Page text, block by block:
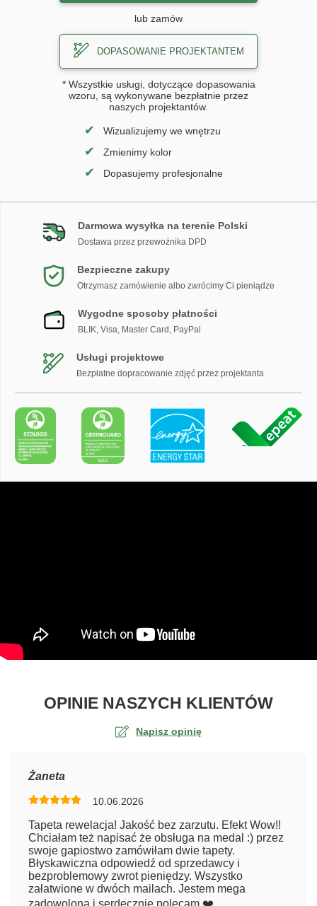
lub zamów
DOPASOWANIE PROJEKTANTEM
* Wszystkie usługi, dotyczące dopasowania
wzoru, są wykonywane bezpłatnie przez
naszych projektantów.
✔ Wizualizujemy we wnętrzu
✔ Zmienimy kolor
✔ Dopasujemy profesjonalne
Darmowa wysyłka na terenie Polski
Dostawa przez przewoźnika DPD
Bezpieczne zakupy
Otrzymasz zamówienie albo zwrócimy Ci pieniądze
Wygodne sposoby płatności
BLIK, Visa, Master Card, PayPal
Usługi projektowe
Bezpłatne dopracowanie zdjęć przez projektanta
OPINIE NASZYCH KLIENTÓWO
Napisz opinię
Numer zamówienia
Imię
Żaneta
10.06.2026
Tapeta rewelacja! Jakość bez zarzutu. Efekt Wow!!
Chciałam też napisać że obsługa na medal :) przez
swoje gapiostwo zamówiłam dwie tapety.
Błyskawiczna odpowiedź od sprzedawcy i
bezproblemowy zwrot pieniędzy. Wszystko
załatwione w dwóch mailach. Jestem mega
zadowolona i serdecznie polecam ❤️